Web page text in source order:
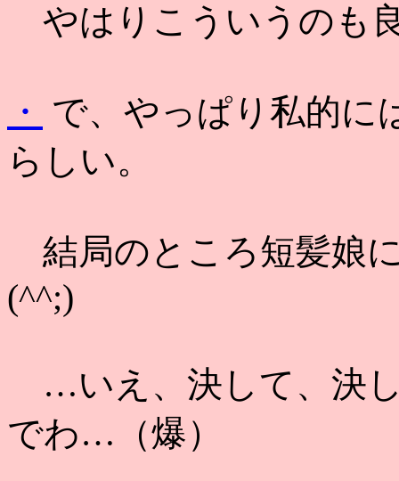
やはりこういうのも
・
で、やっぱり私的に
らしい。
結局のところ短髪娘
(^^;)
…いえ、決して、決
でわ…（爆）